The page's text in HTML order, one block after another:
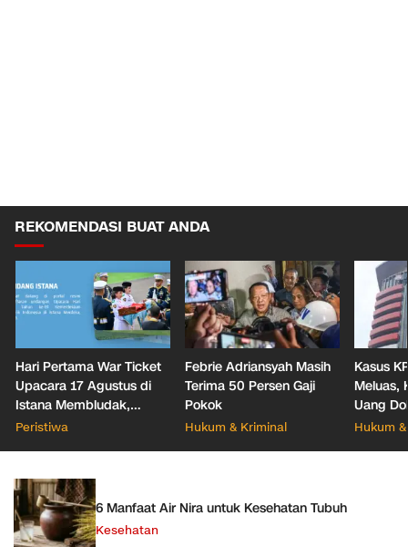
REKOMENDASI BUAT ANDA
Hari Pertama War Ticket
Upacara 17 Agustus di
Istana Membludak,
Pendaftar Tercatat
Peristiwa
Febrie Adriansyah Masih
Terima 50 Persen Gaji
Pokok
Hukum & Kriminal
Kasus
Meluas,
Uang
Hukum
6 Manfaat Air Nira untuk Kesehatan Tubuh
Kesehatan